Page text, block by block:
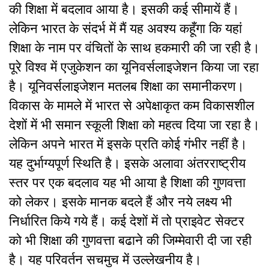
की शिक्षा में बदलाव आया है। इसकी कई सीमायें हैं।
लेकिन भारत के संदर्भ में मैं यह अवश्य कहूँगा कि यहां
शिक्षा के नाम पर वंचितों के साथ हकमारी की जा रही है।
पूरे विश्व में एजुकेशन का यूनिवर्सलाइजेशन किया जा रहा
है। यूनिवर्सलाइजेशन मतलब शिक्षा का समानीकरण।
विकास के मामले में भारत से अपेक्षाकृत कम विकासशील
देशों में भी समान स्कूली शिक्षा को महत्व दिया जा रहा है।
लेकिन अपने भारत में इसके प्रति कोई गंभीर नहीं है।
यह दुर्भाग्यपूर्ण स्थिति है। इसके अलावा अंतरराष्ट्रीय
स्तर पर एक बदलाव यह भी आया है शिक्षा की गुणवत्ता
को लेकर। इसके मानक बदले हैं और नये लक्ष्य भी
निर्धारित किये गये हैं। कई देशों में तो प्राइवेट सेक्टर
को भी शिक्षा की गुणवत्ता बढाने की जिम्मेवारी दी जा रही
है। यह परिवर्तन सचमुच में उल्लेखनीय है।